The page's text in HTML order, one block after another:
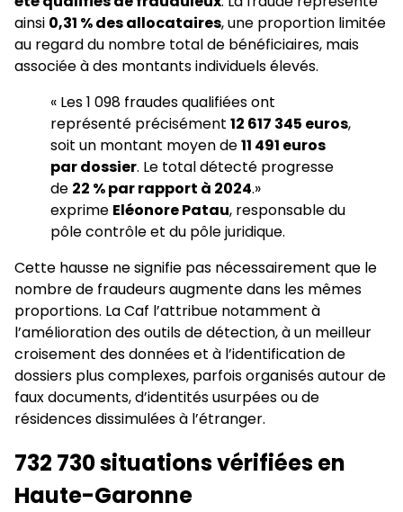
ainsi 0,31 % des allocataires, une proportion limitée
au regard du nombre total de bénéficiaires, mais
associée à des montants individuels élevés.
« Les 1 098 fraudes qualifiées ont
représenté précisément 12 617 345 euros,
soit un montant moyen de11 491 euros
par dossier. Le total détecté progresse
de 22 % par rapport à 2024.»
exprime Eléonore Patau, responsable du
pôle contrôle et du pôle juridique.
Cette hausse ne signifie pas nécessairement que le
nombre de fraudeurs augmente dans les mêmes
proportions. La Caf l’attribue notamment à
l’amélioration des outils de détection, à un meilleur
croisement des données et à l’identification de
dossiers plus complexes, parfois organisés autour de
faux documents, d’identités usurpées ou de
résidences dissimulées à l’étranger.
732 730 situations vérifiées en
Haute-Garonne